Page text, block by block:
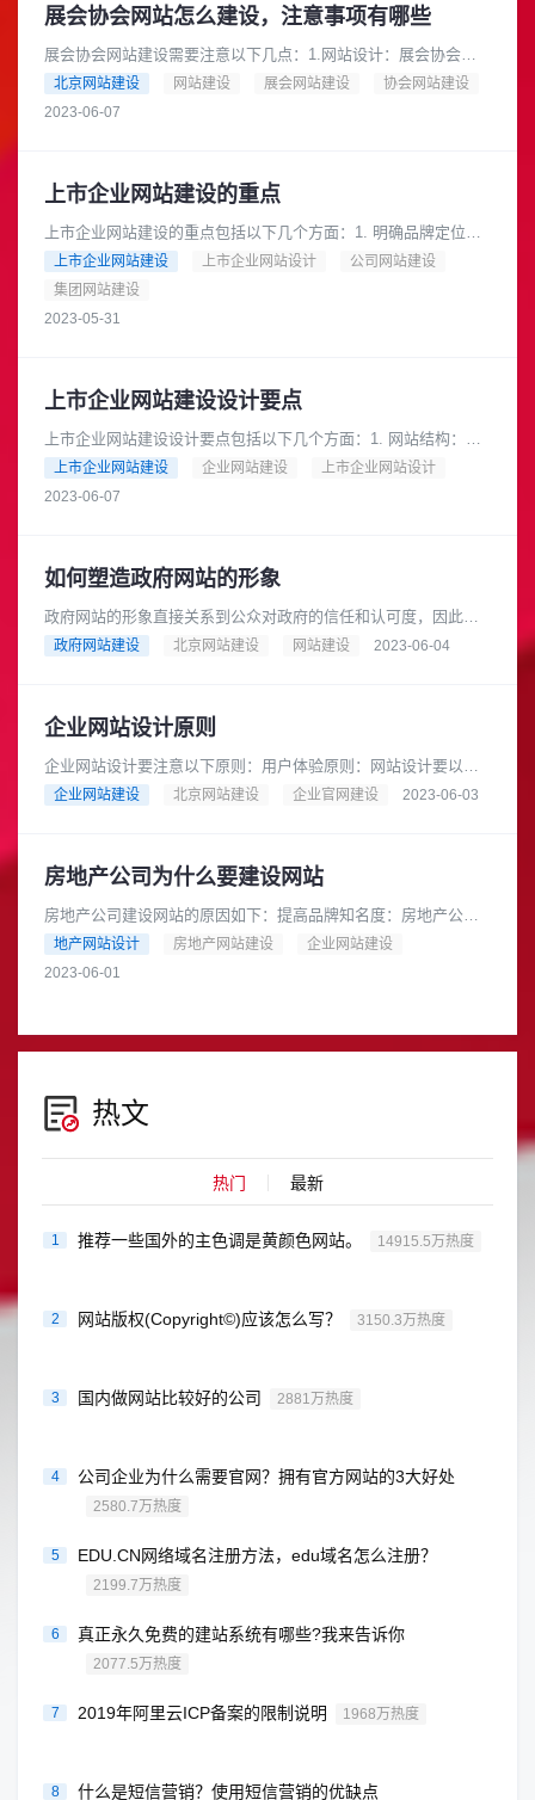
展会协会网站怎么建设，注意事项有哪些
展会协会网站建设需要注意以下几点：1.网站设计：展会协会网
站需要采用简洁、大气、美观的设计风格，突出展会协会的特点
和形象，便于用户浏览和使用......
北京网站建设 网站建设 展会网站建设
协会网站建设
2023-06-07
上市企业网站建设的重点
上市企业网站建设的重点包括以下几个方面：1. 明确品牌定位：
网站需要清晰地表达企业的品牌定位，传达企业的核心价值和竞
争优势。2. 提供详细的......
上市企业网站建设 上市企业网站设计
公司网站建设
集团网站建设
2023-05-31
上市企业网站建设设计要点
上市企业网站建设设计要点包括以下几个方面：1. 网站结构：网
站应该设计清晰的结构，便于用户快速找到所需信息。可以采用
导航栏、面包屑导航等方式......
上市企业网站建设 企业网站建设
上市企业网站设计
2023-06-07
如何塑造政府网站的形象
政府网站的形象直接关系到公众对政府的信任和认可度，因此塑
造政府网站的形象非常重要。以下是几个建议：1. 网站设计：政
政府网站建设 北京网站建设 网站建设 2023-06-04
企业网站设计原则
企业网站设计要注意以下原则：用户体验原则：网站设计要以用
户为中心，注重用户体验，提供易用性和可访问性，让用户能够
企业网站建设 北京网站建设 企业官网建设 2023-06-03
房地产公司为什么要建设网站
房地产公司建设网站的原因如下：提高品牌知名度：房地产公司
可以通过网站宣传自己的品牌形象和特点，提高品牌知名度，增
加曝光率。增加销售渠道：房地......
地产网站设计 房地产网站建设
企业网站建设
2023-06-01
热文
热门 最新
1 推荐一些国外的主色调是黄颜色网站。 14915.5万热度
2 网站版权(Copyright©)应该怎么写？ 3150.3万热度
3 国内做网站比较好的公司 2881万热度
4 公司企业为什么需要官网？拥有官方网站的3大好处
2580.7万热度
5 EDU.CN网络域名注册方法，edu域名怎么注册？
2199.7万热度
6 真正永久免费的建站系统有哪些?我来告诉你
2077.5万热度
7 2019年阿里云ICP备案的限制说明 1968万热度
8 什么是短信营销？使用短信营销的优缺点